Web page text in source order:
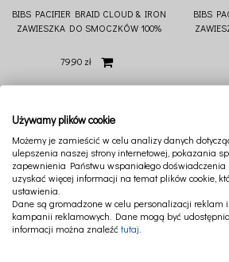
BIBS PACIFIER BRAID CLOUD & IRON
ZAWIESZKA DO SMOCZKÓW 100%
79,90 zł
BIBS
Używamy plików cookie
Możemy je zamieścić w celu analizy danych
ulepszenia naszej strony internetowej, pokazania
zapewnienia Państwu wspaniałego doświadczenia
uzyskać więcej informacji na temat plików cookie,
ustawienia.
Dane są gromadzone w celu personalizacji reklam
kampanii reklamowych. Dane mogą być
informacji można znaleźć tutaj